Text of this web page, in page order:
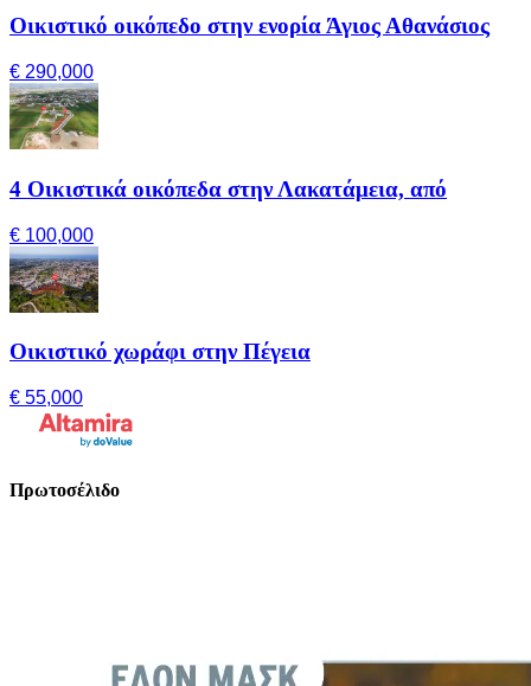
Οικιστικό οικόπεδο στην ενορία Άγιος Αθανάσιος
€ 290,000
4 Οικιστικά οικόπεδα στην Λακατάμεια, από
€ 100,000
Οικιστικό χωράφι στην Πέγεια
€ 55,000
Πρωτοσέλιδο